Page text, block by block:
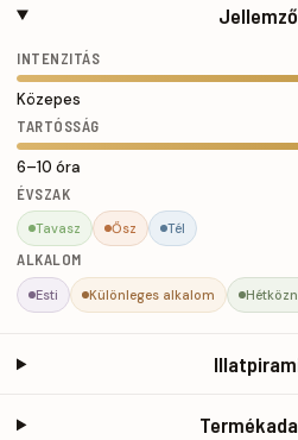
INTENZITÁS
Közepes
TARTÓSSÁG
6–10 óra
ÉVSZAK
Tavasz Ősz Tél
ALKALOM
Esti Különleges alkalom